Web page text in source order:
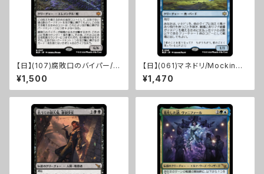
【日】(107)腐敗口のバイパー/R
ottenmouth Viper [BLB]
¥1,500
【日】(061)マネドリ/Mockingb
ird [BLB]
¥1,470